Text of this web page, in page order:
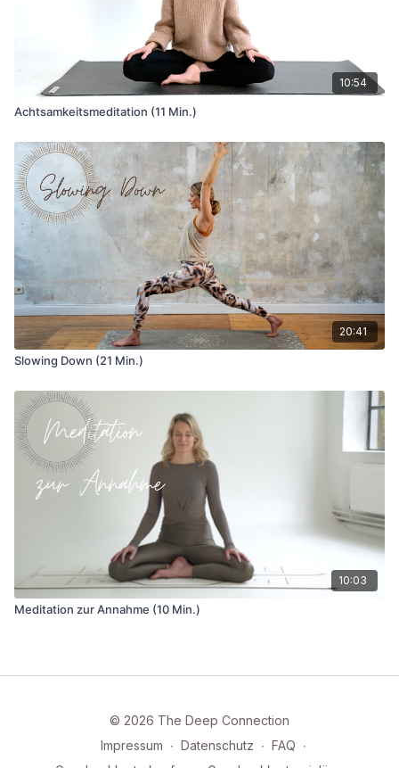
10:54
Achtsamkeitsmeditation (11 Min.)
20:41
Slowing Down (21 Min.)
10:03
Meditation zur Annahme (10 Min.)
© 2026 The Deep Connection
Impressum ∙ Datenschutz ∙ FAQ ∙